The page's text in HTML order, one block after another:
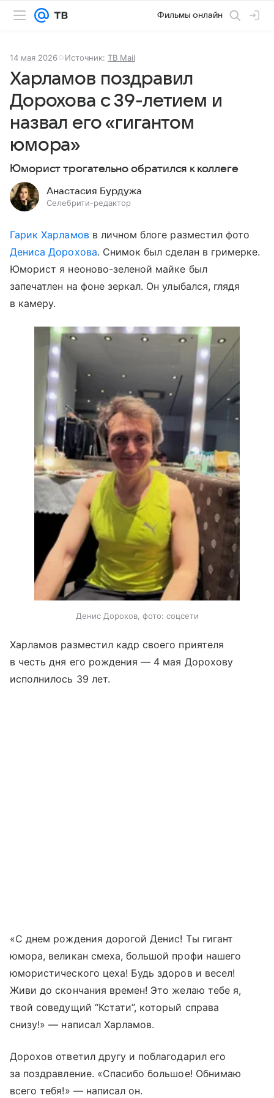
Фильмы онлайн
14 мая 2026 Источник: ТВ Mail
Харламов поздравил
Дорохова с 39-летием и
назвал его «гигантом
юмора»
Юморист трогательно обратился к коллеге
Анастасия Бурдужа
Селебрити-редактор
Гарик Харламовв личном блоге разместил фото
Дениса Дорохова. Снимок был сделан в гримерке.
Юморист я неоново-зеленой майке был
запечатлен на фоне зеркал. Он улыбался, глядя
в камеру.
Денис Дорохов, фото: соцсети
Харламов разместил кадр своего приятеля
в честь дня его рождения — 4 мая Дорохову
исполнилось 39 лет.
«С днем рождения дорогой Денис! Ты гигант
юмора, великан смеха, большой профи нашего
юмористического цеха! Будь здоров и весел!
Живи до скончания времен! Это желаю тебе я,
твой соведущий “Кстати”, который справа
снизу!» — написал Харламов.
Дорохов ответил другу и поблагодарил его
за поздравление. «Спасибо большое! Обнимаю
всего тебя!» — написал он.